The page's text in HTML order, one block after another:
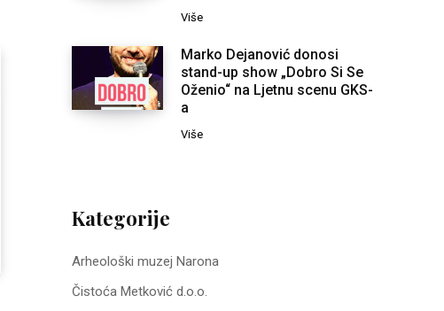
Više
Marko Dejanović donosi
stand-up show „Dobro Si Se
Oženio“ na Ljetnu scenu GKS-
a
Više
Kategorije
Arheološki muzej Narona
Čistoća Metković d.o.o.